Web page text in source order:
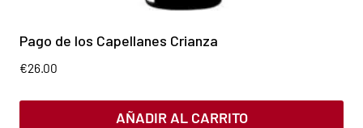
Pago de los Capellanes Crianza
€26.00
AÑADIR AL CARRITO